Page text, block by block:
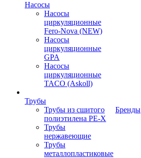
Насосы
Насосы
циркуляционные
Fero-Nova (NEW)
Насосы
циркуляционные
GPA
Насосы
циркуляционные
TACO (Askoll)
Трубы
Трубы из сшитого
полиэтилена PE-X
Трубы
нержавеющие
Трубы
металлопластиковые
Бренды